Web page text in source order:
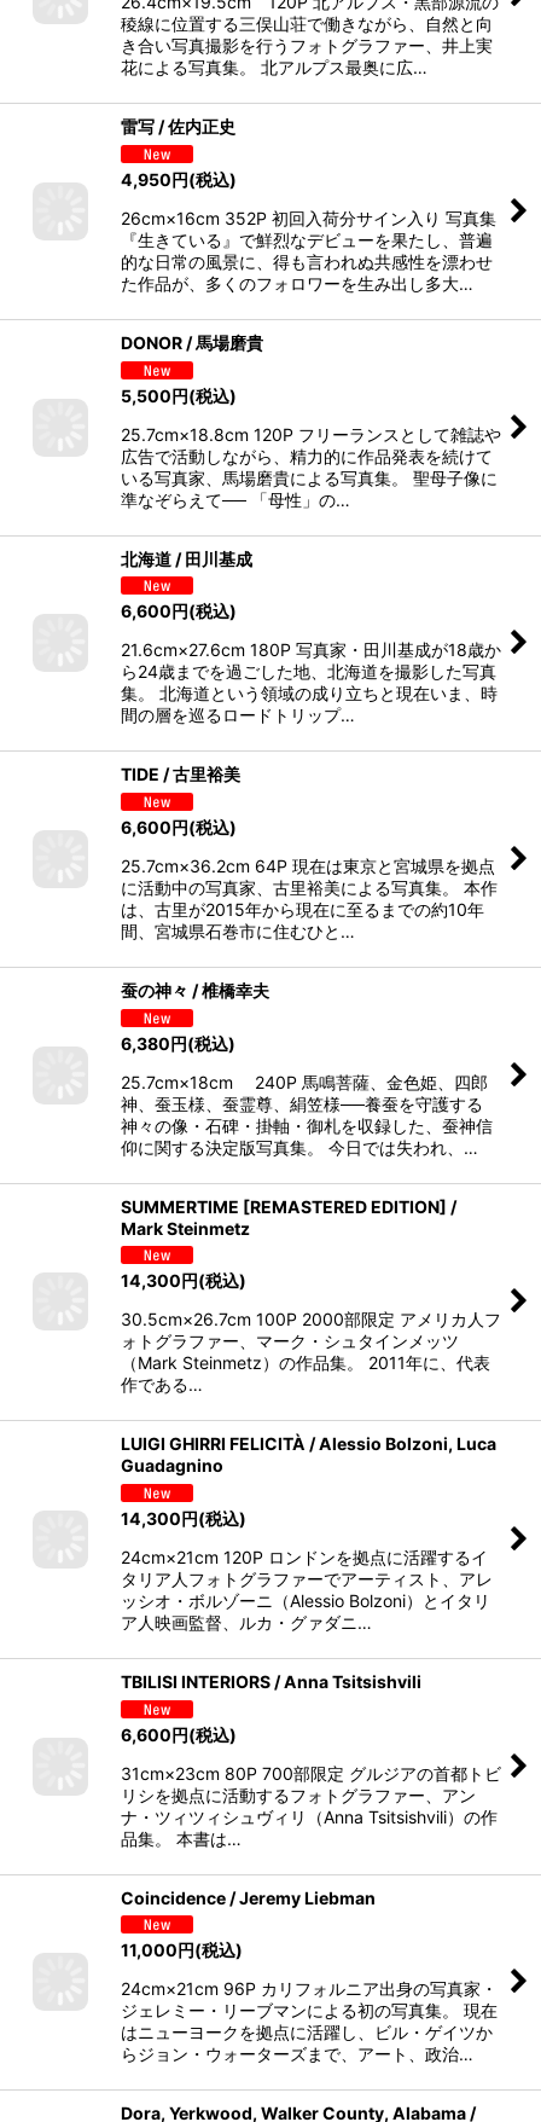
稜線に位置する三俣山荘で働きながら、自然と向
き合い写真撮影を行うフォトグラファー、井上実
花による写真集。 北アルプス最奥に広…
雷写 / 佐内正史
4,950円(税込)
26cm×16cm 352P 初回入荷分サイン入り 写真集
『生きている』で鮮烈なデビューを果たし、普遍
的な日常の風景に、得も言われぬ共感性を漂わせ
た作品が、多くのフォロワーを生み出し多大…
DONOR / 馬場磨貴
5,500円(税込)
25.7cm×18.8cm 120P フリーランスとして雑誌や
広告で活動しながら、精力的に作品発表を続けて
いる写真家、馬場磨貴による写真集。 聖母子像に
準なぞらえて── 「母性」の…
北海道 / 田川基成
6,600円(税込)
21.6cm×27.6cm 180P 写真家・田川基成が18歳か
ら24歳までを過ごした地、北海道を撮影した写真
集。 北海道という領域の成り立ちと現在いま、時
間の層を巡るロードトリップ…
TIDE / 古里裕美
6,600円(税込)
25.7cm×36.2cm 64P 現在は東京と宮城県を拠点
に活動中の写真家、古里裕美による写真集。 本作
は、古里が2015年から現在に至るまでの約10年
間、宮城県石巻市に住むひと…
蚕の神々 / 椎橋幸夫
6,380円(税込)
25.7cm×18cm 240P 馬鳴菩薩、金色姫、四郎
神、蚕玉様、蚕霊尊、絹笠様──養蚕を守護する
神々の像・石碑・掛軸・御札を収録した、蚕神信
仰に関する決定版写真集。 今日では失われ、…
SUMMERTIME [REMASTERED EDITION] /
Mark Steinmetz
14,300円(税込)
30.5cm×26.7cm 100P 2000部限定 アメリカ人フ
ォトグラファー、マーク・シュタインメッツ
（Mark Steinmetz）の作品集。 2011年に、代表
作である…
LUIGI GHIRRI FELICITÀ / Alessio Bolzoni, Luca
Guadagnino
14,300円(税込)
24cm×21cm 120P ロンドンを拠点に活躍するイ
タリア人フォトグラファーでアーティスト、アレ
ッシオ・ボルゾーニ（Alessio Bolzoni）とイタリ
ア人映画監督、ルカ・グァダニ…
TBILISI INTERIORS / Anna Tsitsishvili
6,600円(税込)
31cm×23cm 80P 700部限定 グルジアの首都トビ
リシを拠点に活動するフォトグラファー、アン
ナ・ツィツィシュヴィリ（Anna Tsitsishvili）の作
品集。 本書は…
Coincidence / Jeremy Liebman
11,000円(税込)
24cm×21cm 96P カリフォルニア出身の写真家・
ジェレミー・リーブマンによる初の写真集。 現在
はニューヨークを拠点に活躍し、ビル・ゲイツか
らジョン・ウォーターズまで、アート、政治…
Dora, Yerkwood, Walker County, Alabama /